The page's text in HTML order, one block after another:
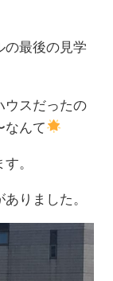
の最後の見学
ウスだったの
なんて
。
りました。